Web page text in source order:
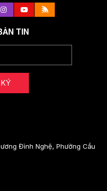
TIN
Đình Nghệ, Phường Cầu